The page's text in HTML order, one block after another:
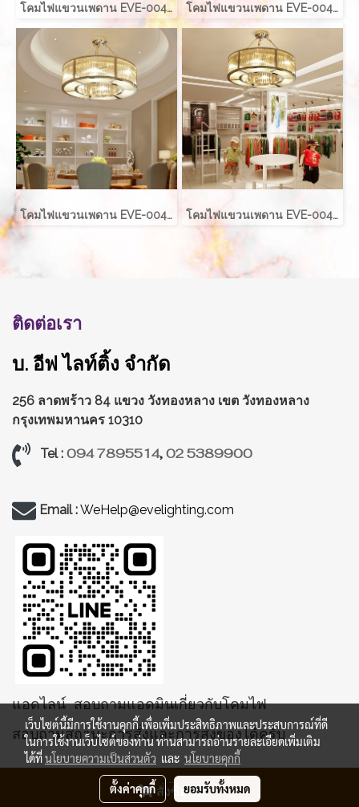
สั่งซื้อสินค้า
โคมไฟแขวนเพดาน EVE-00421 LED 50W ขนาด กว้าง 40 ซม. สูง 40 ซม. โคมไฟแขวนเพดาน EVE-00421 LED 80W ขนาด กว้าง 100 ซม. สูง 40 ซม.
โคมไฟแขวนเพดาน EVE-00421 LED 70W ขนาด กว้าง 80 ซม. สูง 40 ซม. โคมไฟแขวนเพดาน EVE-00421 LED 60W ขนาด กว้าง 60 ซม. สูง 40 ซม.
ติดต่อเรา
บ. อีฟ ไลท์ติ้ง จำกัด
256 ลาดพร้าว 84 แขวง วังทองหลาง เขต วังทองหลาง
กรุงเทพมหานคร 10310
Tel : 094 7895514,02 5389900
Email :WeHelp@evelighting.com
แอดไลน์ สอบถามแอดมินเกี่ยวกับโคมไฟ
สอบถามสถานะการสั่งและการส่งของได้ครับ
เว็บไซต์นี้มีการใช้งานคุกกี้ เพื่อเพิ่มประสิทธิภาพและประสบการณ์ที่ดี
ในการใช้งานเว็บไซต์ของท่าน ท่านสามารถอ่านรายละเอียดเพิ่มเติม
ได้ที่นโยบายความเป็นส่วนตัว และ นโยบายคุกกี้
ตั้งค่าคุกกี้ ยอมรับทั้งหมด